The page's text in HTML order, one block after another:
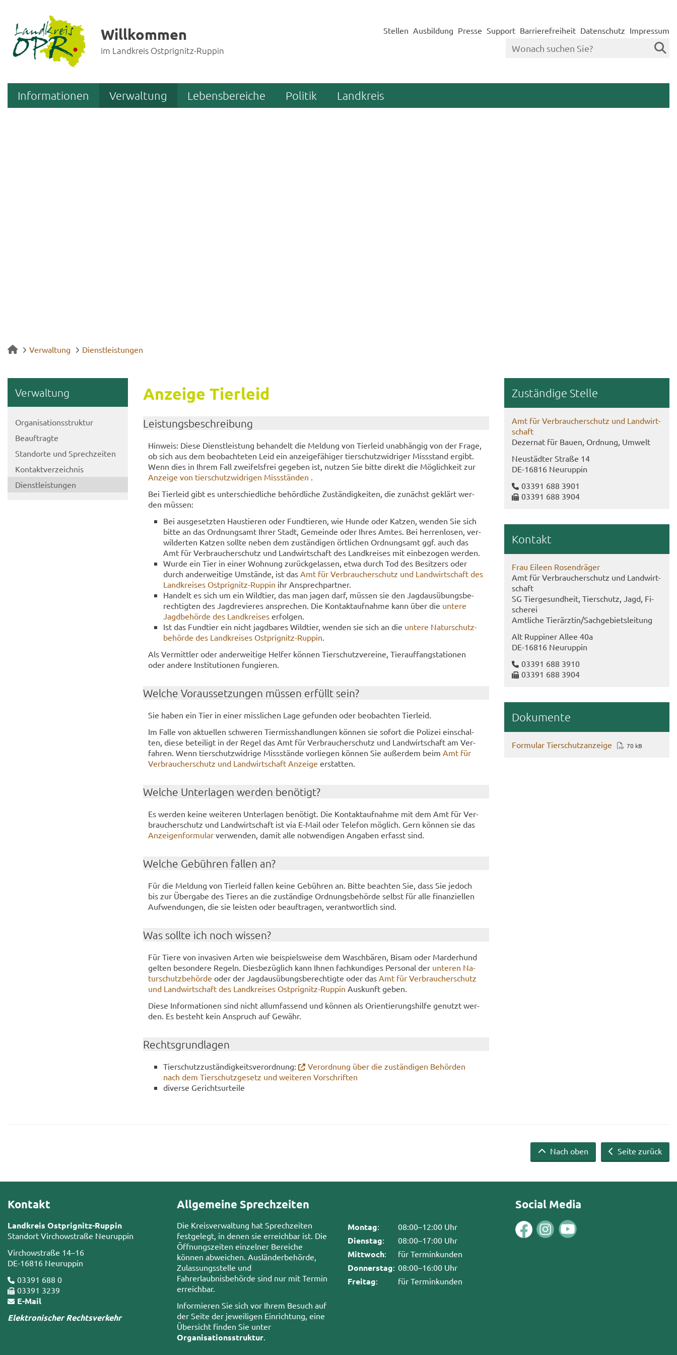
Willkommen
im Landkreis Ostprignitz-Ruppin
Stellen Ausbildung Presse Support Barrierefreiheit Datenschutz Impressum
Informationen Verwaltung Lebensbereiche Politik Landkreis
Verwaltung Dienstleistungen
Ver­wal­tung
Or­ga­ni­sa­ti­ons­struk­tur
Be­auf­trag­te
Stand­or­te und Sprech­zei­ten
Kon­takt­ver­zeich­nis
Dienst­leis­tun­gen
An­zei­ge Tier­leid
Leis­tungs­be­schrei­bung
Hin­weis: Diese Dienst­leis­tung be­han­delt die Mel­dung von Tier­leid un­ab­hän­gig von der Frage,
ob sich aus dem be­ob­ach­te­ten Leid ein an­zei­ge­fä­hi­ger tier­schutz­wid­ri­ger Miss­stand er­gibt.
Wenn dies in Ihrem Fall zwei­fels­frei ge­ge­ben ist, nut­zen Sie bitte di­rekt die Mög­lich­keit zur
An­zei­ge von tier­schutz­wid­ri­gen Miss­stän­den .
Bei Tier­leid gibt es un­ter­schied­li­che be­hörd­li­che Zu­stän­dig­kei­ten, die zu­nächst ge­klärt wer­
den müs­sen:
Bei aus­ge­setz­ten Haus­tie­ren oder Fund­tie­ren, wie Hunde oder Kat­zen, wen­den Sie sich
bitte an das Ord­nungs­amt Ihrer Stadt, Ge­mein­de oder Ihres Amtes. Bei her­ren­lo­sen, ver­
wil­der­ten Kat­zen soll­te neben dem zu­stän­di­gen ört­li­chen Ord­nungs­amt ggf. auch das
Amt für Ver­brau­cher­schutz und Land­wirt­schaft des Land­krei­ses mit ein­be­zo­gen wer­den.
Wurde ein Tier in einer Woh­nung zu­rück­ge­las­sen, etwa durch Tod des Be­sit­zers oder
durch an­der­wei­ti­ge Um­stän­de, ist das Amt für Ver­brau­cher­schutz und Land­wirt­schaft des
Land­krei­ses Ostprignitz-​Ruppin ihr An­sprech­part­ner.
Han­delt es sich um ein Wild­tier, das man jagen darf, müs­sen sie den Jagd­aus­übungs­be­
rech­tig­ten des Jagd­re­vie­res an­spre­chen. Die Kon­takt­auf­nah­me kann über die un­te­re
Jagd­be­hör­de des Land­krei­seser­fol­gen.
Ist das Fund­tier ein nicht jagd­ba­res Wild­tier, wen­den sie sich an die un­te­re Na­tur­schutz­
be­hör­de des Land­krei­ses Ostprignitz-​Ruppin.
Als Ver­mitt­ler oder an­der­wei­ti­ge Hel­fer kön­nen Tier­schutz­ver­ei­ne, Tier­auf­fang­sta­tio­nen
oder an­de­re In­sti­tu­tio­nen fun­gie­ren.
Wel­che Vor­aus­set­zun­gen müs­sen er­füllt sein?
Sie haben ein Tier in einer miss­li­chen Lage ge­fun­den oder be­ob­ach­ten Tier­leid.
Im Falle von ak­tu­el­len schwe­ren Tier­miss­hand­lun­gen kön­nen sie so­fort die Po­li­zei ein­schal­
ten, diese be­tei­ligt in der Regel das Amt für Ver­brau­cher­schutz und Land­wirt­schaft am Ver­
fah­ren. Wenn tier­schutz­wid­ri­ge Miss­stän­de vor­lie­gen kön­nen Sie au­ßer­dem beim Amt für
Ver­brau­cher­schutz und Land­wirt­schaft An­zei­ge er­stat­ten.
Wel­che Un­ter­la­gen wer­den be­nö­tigt?
Es wer­den keine wei­te­ren Un­ter­la­gen be­nö­tigt. Die Kon­takt­auf­nah­me mit dem Amt für Ver­
brau­cher­schutz und Land­wirt­schaft ist via E-​Mail oder Te­le­fon mög­lich. Gern kön­nen sie das
An­zei­gen­for­mu­larver­wen­den, damit alle not­wen­di­gen An­ga­ben er­fasst sind.
Wel­che Ge­büh­ren fal­len an?
Für die Mel­dung von Tier­leid fal­len keine Ge­büh­ren an. Bitte be­ach­ten Sie, dass Sie je­doch
bis zur Über­ga­be des Tie­res an die zu­stän­di­ge Ord­nungs­be­hör­de selbst für alle fi­nan­zi­el­len
Auf­wen­dun­gen, die sie leis­ten oder be­auf­tra­gen, ver­ant­wort­lich sind.
Was soll­te ich noch wis­sen?
Für Tiere von in­va­si­ven Arten wie bei­spiels­wei­se dem Wasch­bä­ren, Bisam oder Mar­der­hund
gel­ten be­son­de­re Re­geln. Dies­be­züg­lich kann Ihnen fach­kun­di­ges Per­so­nal der un­te­ren Na­
tur­schutz­be­hör­de oder der Jagd­aus­übungs­be­rech­tig­te oder das Amt für Ver­brau­cher­schutz
und Land­wirt­schaft des Land­krei­ses Ostprignitz-​Ruppin Aus­kunft geben.
Diese In­for­ma­tio­nen sind nicht all­um­fas­send und kön­nen als Ori­en­tie­rungs­hil­fe ge­nutzt wer­
den. Es be­steht kein An­spruch auf Ge­währ.
Rechts­grund­la­gen
Tier­schutz­zu­stän­dig­keits­ver­ord­nung:
Ver­ord­nung über die zu­stän­di­gen Be­hör­den
nach dem Tier­schutz­ge­setz und wei­te­ren Vor­schrif­ten
di­ver­se Ge­richts­ur­tei­le
Zu­stän­di­ge Stel­le
Amt für Ver­brau­cher­schutz und Land­wirt­
schaft
De­zer­nat für Bauen, Ord­nung, Um­welt
Neu­städ­ter Stra­ße 14
DE-​16816 Neu­rup­pin
03391 688 3901
03391 688 3904
Kon­takt
Frau Ei­le­en Ro­sen­drä­ger
Amt für Ver­brau­cher­schutz und Land­wirt­
schaft
SG Tier­ge­sund­heit, Tier­schutz, Jagd, Fi­
sche­rei
Amt­li­che Tier­ärz­tin/Sach­ge­biets­lei­tung
Alt Rup­pi­ner Allee 40a
DE-​16816 Neu­rup­pin
03391 688 3910
03391 688 3904
Do­ku­men­te
For­mu­lar Tier­schutz­an­zei­ge 70 kB
Seite zurück
Nach oben
Kontakt
Landkreis Ostprignitz-Ruppin
Standort Virchowstraße Neuruppin
Virchowstraße 14–16
DE-16816 Neuruppin
03391 688 0
03391 3239
E-Mail
Elektronischer Rechtsverkehr
Allgemeine Sprechzeiten
Die Kreisverwaltung hat Sprechzeiten
festgelegt, in denen sie erreichbar ist. Die
Öffnungszeiten einzelner Bereiche
können abweichen. Ausländerbehörde,
Zulassungsstelle und
Fahrerlaubnisbehörde sind nur mit Termin
erreichbar.
Informieren Sie sich vor Ihrem Besuch auf
der Seite der jeweiligen Einrichtung, eine
Übersicht finden Sie unter
Organisationsstruktur
Montag: 08:00–12:00 Uhr
Dienstag: 08:00–17:00 Uhr
Mittwoch: für Terminkunden
Donnerstag: 08:00–16:00 Uhr
Freitag: für Terminkunden
Social Media